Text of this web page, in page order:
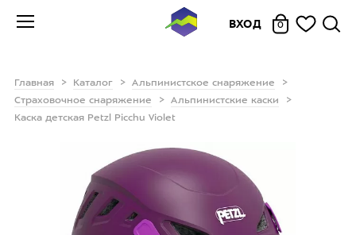
ВХОД 0
Главная Каталог
Альпинистское снаряжение
Страховочное снаряжение
Альпинистские каски
Каска детская Petzl Picchu Violet